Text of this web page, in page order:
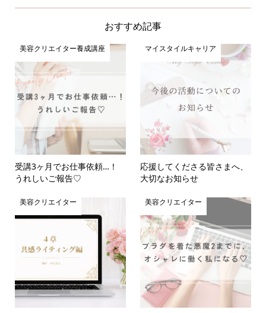
おすすめ記事
美容クリエイター養成講座
受講3ヶ月でお仕事依頼…！
うれしいご報告♡
マイスタイルキャリア
応援してくださる皆さまへ、
大切なお知らせ
美容クリエイター 美容クリエイター